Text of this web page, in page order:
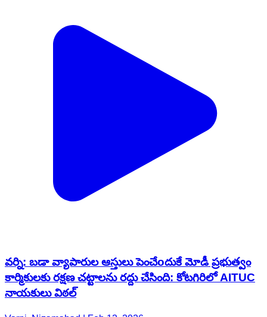
వర్ని: బడా వ్యాపారుల ఆస్తులు పెంచేoదుకే మోడీ ప్రభుత్వం
కార్మికులకు రక్షణ చట్టాలను రద్దు చేసింది: కోటగిరిలో AITUC
నాయకులు విఠల్